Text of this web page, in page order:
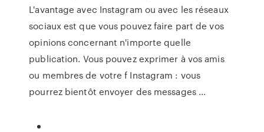
L'avantage avec Instagram ou avec les réseaux
sociaux est que vous pouvez faire part de vos
opinions concernant n'importe quelle
publication. Vous pouvez exprimer à vos amis
ou membres de votre f Instagram : vous
pourrez bientôt envoyer des messages ...